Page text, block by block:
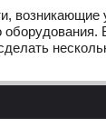
возникающие
оборудования.